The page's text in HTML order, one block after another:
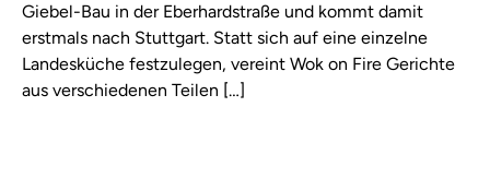
Giebel-Bau in der Eberhardstraße und kommt damit
erstmals nach Stuttgart. Statt sich auf eine einzelne
Landesküche festzulegen, vereint Wok on Fire Gerichte
aus verschiedenen Teilen […]